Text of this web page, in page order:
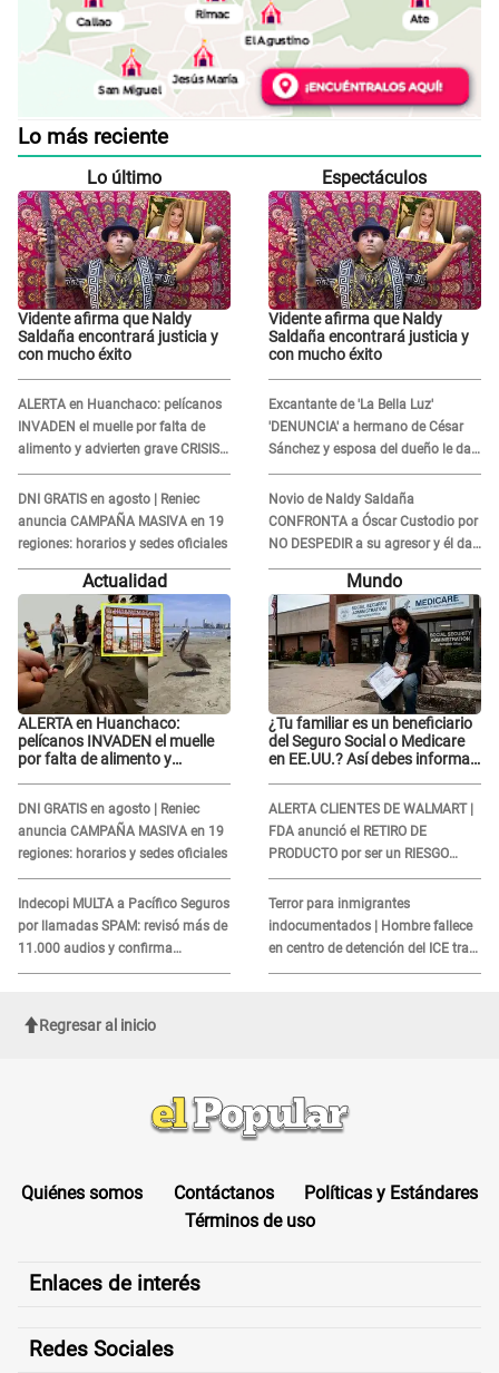
Lo más reciente
Lo último
Vidente afirma que Naldy
Saldaña encontrará justicia y
con mucho éxito
ALERTA en Huanchaco: pelícanos
INVADEN el muelle por falta de
alimento y advierten grave CRISIS
en el mar
DNI GRATIS en agosto | Reniec
anuncia CAMPAÑA MASIVA en 19
regiones: horarios y sedes oficiales
Espectáculos
Vidente afirma que Naldy
Saldaña encontrará justicia y
con mucho éxito
Excantante de 'La Bella Luz'
'DENUNCIA' a hermano de César
Sánchez y esposa del dueño le da
INDIGNANTE respuesta: "Ellos son
así, tranquila"
Novio de Naldy Saldaña
CONFRONTA a Óscar Custodio por
NO DESPEDIR a su agresor y él da
INDIGNANTE respuesta: "Nadie me
dice qué hacer"
Actualidad
ALERTA en Huanchaco:
pelícanos INVADEN el muelle
por falta de alimento y
DNI GRATIS en agosto | Reniec
anuncia CAMPAÑA MASIVA en 19
regiones: horarios y sedes oficiales
Indecopi MULTA a Pacífico Seguros
por llamadas SPAM: revisó más de
11.000 audios y confirma
SANCIÓN
Mundo
¿Tu familiar es un beneficiario
del Seguro Social o Medicare
en EE.UU.? Así debes informar
ALERTA CLIENTES DE WALMART |
FDA anunció el RETIRO DE
PRODUCTO por ser un RIESGO
MORTAL para consumidores: ¿Cuál
es?
Terror para inmigrantes
indocumentados | Hombre fallece
en centro de detención del ICE tras
sufrir una "emergencia médica"
Regresar al inicio
Quiénes somos Contáctanos
Políticas y Estándares
Términos de uso
Enlaces de interés
Redes Sociales